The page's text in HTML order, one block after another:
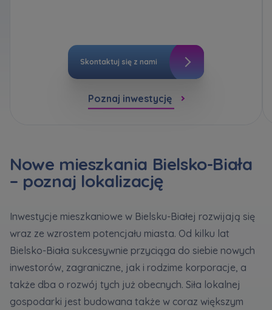
handlowej od
Rozwiń
Wyślij
Skontaktuj się z nami
Poznaj inwestycję
Nowe mieszkania Bielsko-Biała
– poznaj lokalizację
Inwestycje mieszkaniowe w Bielsku-Białej rozwijają się
wraz ze wzrostem potencjału miasta. Od kilku lat
Bielsko-Biała sukcesywnie przyciąga do siebie nowych
inwestorów, zagraniczne, jak i rodzime korporacje, a
także dba o rozwój tych już obecnych. Siła lokalnej
gospodarki jest budowana także w coraz większym
Zamawiam obsługę w języku ukraińskim (Замовляю
Rozwiń
Wyrażam zgodę na otrzymywanie informacji
Rozwiń
Każdej osobie przysługuje prawo dostępu do
treści swoich... *
Zawiadomienia o nabyciu lub posiadaniu znacznego
Регламент надання електронних послуг товариством гк
Зв’яжіться з нами